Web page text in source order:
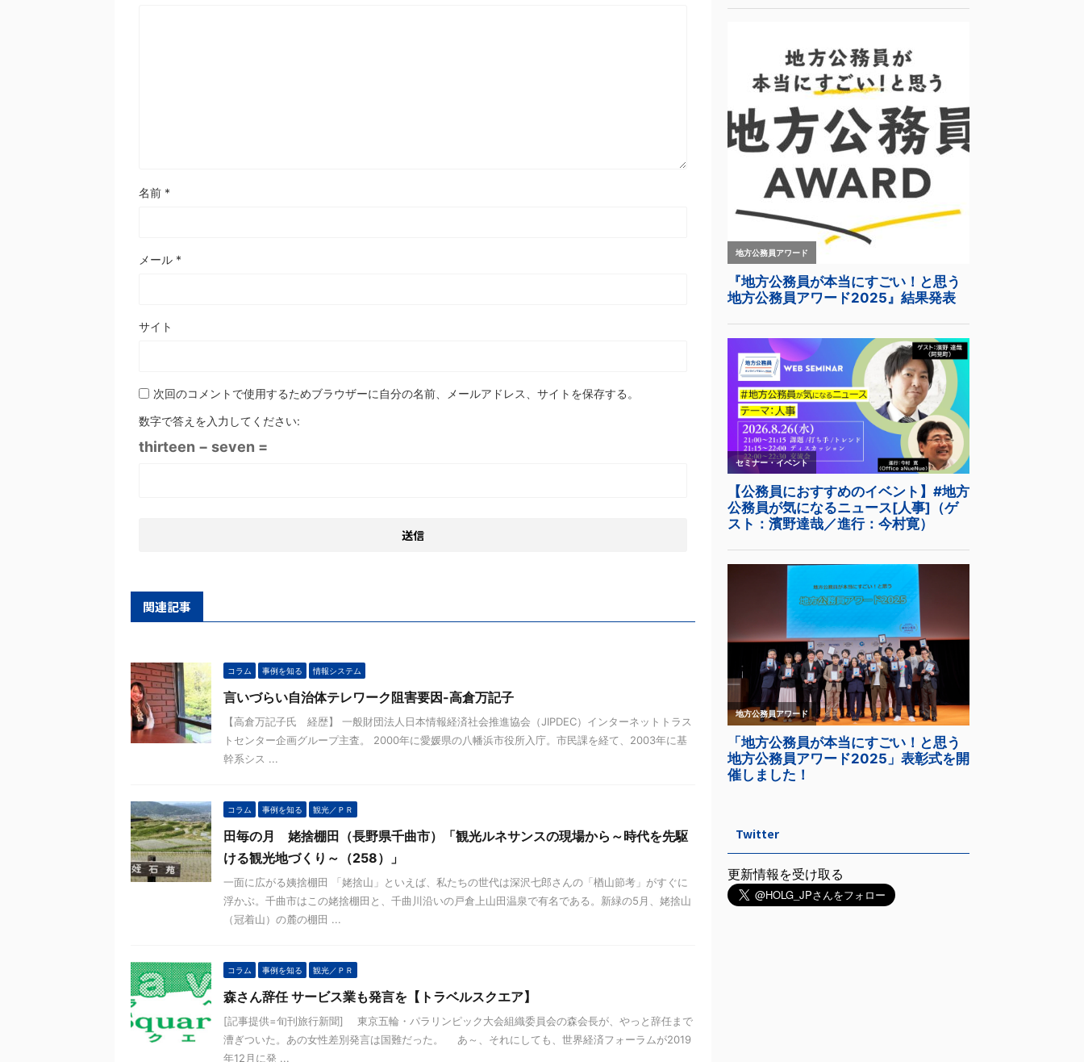
名前 *
メール *
サイト
次回のコメントで使用するためブラウザーに自分の名前、メールアドレス、サイトを保存する。
数字で答えを入力してください:
thirteen − seven =
関連記事
コラム 事例を知る 情報システム
言いづらい自治体テレワーク阻害要因-高倉万記子
【高倉万記子氏 経歴】 一般財団法人日本情報経済社会推進協会（JIPDEC）インターネットトラス
トセンター企画グループ主査。 2000年に愛媛県の八幡浜市役所入庁。市民課を経て、2003年に基
幹系シス ...
コラム 事例を知る 観光／ＰＲ
田毎の月 姥捨棚田（長野県千曲市）「観光ルネサンスの現場から～時代を先駆
ける観光地づくり～（258）」
一面に広がる姨捨棚田 「姥捨山」といえば、私たちの世代は深沢七郎さんの「楢山節考」がすぐに
浮かぶ。千曲市はこの姥捨棚田と、千曲川沿いの戸倉上山田温泉で有名である。新緑の5月、姥捨山
（冠着山）の麓の棚田 ...
コラム 事例を知る 観光／ＰＲ
森さん辞任 サービス業も発言を【トラベルスクエア】
[記事提供=旬刊旅行新聞] 東京五輪・パラリンピック大会組織委員会の森会長が、やっと辞任まで
漕ぎついた。あの女性差別発言は国難だった。 あ～、それにしても、世界経済フォーラムが2019
年12月に発 ...
Twitter
更新情報を受け取る